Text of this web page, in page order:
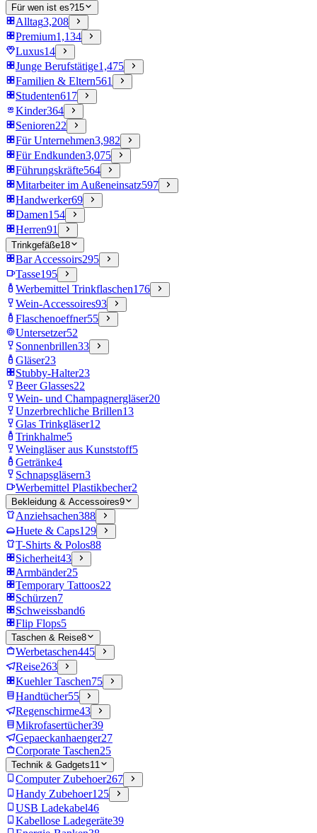
Für wen ist es?15
Alltag3,208
Premium1,134
Luxus14
Junge Berufstätige1,475
Familien & Eltern561
Studenten617
Kinder364
Senioren22
Für Unternehmen3,982
Für Endkunden3,075
Führungskräfte564
Mitarbeiter im Außeneinsatz597
Handwerker69
Damen154
Herren91
Trinkgefäße18
Bar Accessoirs295
Tasse195
Werbemittel Trinkflaschen176
Wein-Accessoires93
Flaschenoeffner55
Untersetzer52
Sonnenbrillen33
Gläser23
Stubby-Halter23
Beer Glasses22
Wein- und Champagnergläser20
Unzerbrechliche Brillen13
Glas Trinkgläser12
Trinkhalme5
Weingläser aus Kunststoff5
Getränke4
Schnapsgläsern3
Werbemittel Plastikbecher2
Bekleidung & Accessoires9
Anziehsachen388
Huete & Caps129
T-Shirts & Polos88
Sicherheit43
Armbänder25
Temporary Tattoos22
Schürzen7
Schweissband6
Flip Flops5
Taschen & Reise8
Werbetaschen445
Reise263
Kuehler Taschen75
Handtücher55
Regenschirme43
Mikrofasertücher39
Gepaeckanhaenger27
Corporate Taschen25
Technik & Gadgets11
Computer Zubehoer267
Handy Zubehoer125
USB Ladekabel46
Kabellose Ladegeräte39